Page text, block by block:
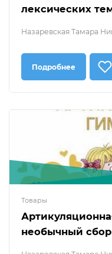
лексических
Назаревская Тамара
Подробнее
Товары
необычный